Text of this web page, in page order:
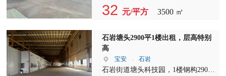
房出租，厂房招租，独院厂房出租
——在这里，您的企业将拥有更大的
过这个绝佳的机会，立即联系我们，
开启您的创业之旅！
占地面积5000平方，单一层厂房约
3500平方，高度9米，车间93米×37.5
1000平方，宿舍一楼精装修办公室，
现已搬空，欢迎来踩盘
32 元/平方 3500 ㎡
石岩塘头2900平1楼出租，层高特别
高
宝安 - 石岩
石岩街道塘头科技园，1楼钢构2900